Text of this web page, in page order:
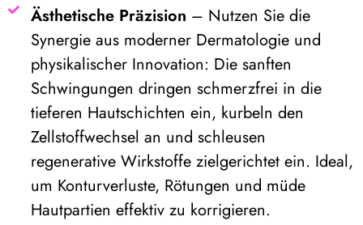
Ästhetische Präzision – Nutzen Sie die
Synergie aus moderner Dermatologie und
physikalischer Innovation: Die sanften
Schwingungen dringen schmerzfrei in die
tieferen Hautschichten ein, kurbeln den
Zellstoffwechsel an und schleusen
regenerative Wirkstoffe zielgerichtet ein. Ideal,
um Konturverluste, Rötungen und müde
Hautpartien effektiv zu korrigieren.